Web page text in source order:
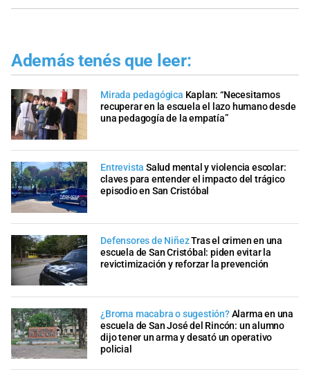
Además tenés que leer:
Mirada pedagógica Kaplan: “Necesitamos
recuperar en la escuela el lazo humano desde
una pedagogía de la empatía”
Entrevista Salud mental y violencia escolar:
claves para entender el impacto del trágico
episodio en San Cristóbal
Defensores de NiñezTras el crimen en una
escuela de San Cristóbal: piden evitar la
revictimización y reforzar la prevención
¿Broma macabra o sugestión?Alarma en una
escuela de San José del Rincón: un alumno
dijo tener un arma y desató un operativo
policial